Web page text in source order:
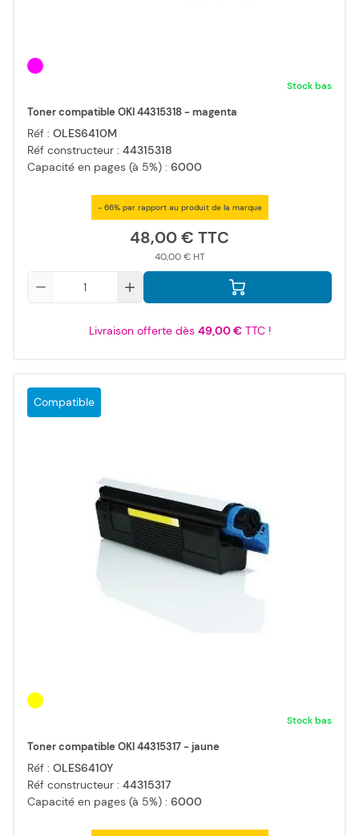
Stock bas
Toner compatible OKI 44315318 - magenta
Réf : OLES6410M
Réf constructeur : 44315318
Capacité en pages (à 5%) : 6000
- 66% par rapport au produit de la marque
48,00 €
40,00 €
Livraison offerte dès 49,00 €TTC !
Compatible
Stock bas
Toner compatible OKI 44315317 - jaune
Réf : OLES6410Y
Réf constructeur : 44315317
Capacité en pages (à 5%) : 6000